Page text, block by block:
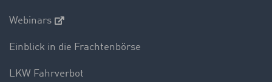
Webinars
Einblick in die Frachtenbörse
LKW Fahrverbot